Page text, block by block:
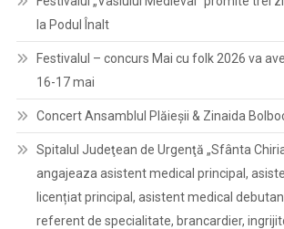
la Podul Înalt
Festivalul – concurs Mai cu folk 2026 va
16-17 mai
Concert Ansamblul Plăieșii & Zinaida
Spitalul Judeţean de Urgenţă „Sfânta
angajeaza asistent medical principal,
licențiat principal, asistent medical
referent de specialitate, brancardier,